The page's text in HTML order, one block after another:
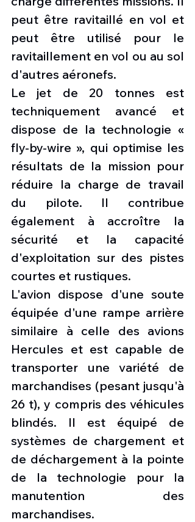
peut être ravitaillé en vol et
peut être utilisé pour le
ravitaillement en vol ou au sol
d'autres aéronefs.
Le jet de 20 tonnes est
techniquement avancé et
dispose de la technologie «
fly-by-wire », qui optimise les
résultats de la mission pour
réduire la charge de travail
du pilote. Il contribue
également à accroître la
sécurité et la capacité
d'exploitation sur des pistes
courtes et rustiques.
L'avion dispose d'une soute
équipée d'une rampe arrière
similaire à celle des avions
Hercules et est capable de
transporter une variété de
marchandises (pesant jusqu'à
26 t), y compris des véhicules
blindés. Il est équipé de
systèmes de chargement et
de déchargement à la pointe
de la technologie pour la
manutention des
marchandises.